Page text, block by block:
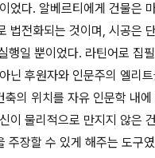
었다. 알베르티에게 건물은
법전화되는 것이며, 시공은
행일 뿐이었다. 라틴어로 집
닌 후원자와 인문주의 엘리
축의 위치를 자유 인문학 내에
이 물리적으로 만지지 않은
장할 수 있게 해주는 도구